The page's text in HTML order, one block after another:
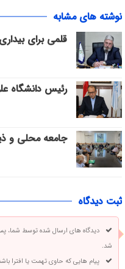
نوشته های مشابه
قلمی برای بیداری
رئیس دانشگاه
جامعه محلی و
ثبت دیدگاه
دیدگاه های ارسال شده توسط شما،
شد.
پیام هایی که حاوی تهمت یا افترا